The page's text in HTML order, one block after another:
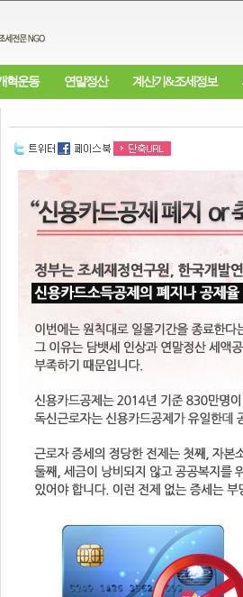
혁운동 연말정산 계산기&조세정보